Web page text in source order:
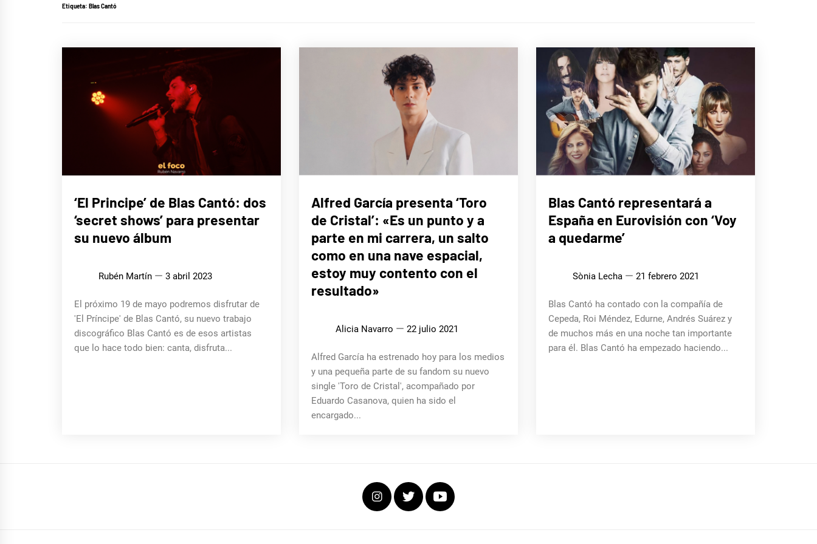
Etiqueta: Blas Cantó
‘El Principe’ de Blas Cantó: dos
‘secret shows’ para presentar
su nuevo álbum
Rubén Martín 3 abril 2023
El próximo 19 de mayo podremos disfrutar de
'El Príncipe' de Blas Cantó, su nuevo trabajo
discográfico Blas Cantó es de esos artistas
que lo hace todo bien: canta, disfruta...
Alfred García presenta ‘Toro
de Cristal’: «Es un punto y a
parte en mi carrera, un salto
como en una nave espacial,
estoy muy contento con el
resultado»
Alicia Navarro 22 julio 2021
Alfred García ha estrenado hoy para los medios
y una pequeña parte de su fandom su nuevo
single 'Toro de Cristal', acompañado por
Eduardo Casanova, quien ha sido el
encargado...
MÚSICA
Blas Cantó representará a
España en Eurovisión con ‘Voy
a quedarme’
Sònia Lecha 21 febrero 2021
Blas Cantó ha contado con la compañía de
Cepeda, Roi Méndez, Edurne, Andrés Suárez y
de muchos más en una noche tan importante
para él. Blas Cantó ha empezado haciendo...
InstagramTwitterYoutube